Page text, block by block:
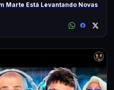
Marte Está Levantando Novas